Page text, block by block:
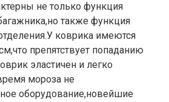
не только функция
также функция
коврика имеются
препятствует попаданию
эластичен и легко
мороза не
оборудование,новейшие